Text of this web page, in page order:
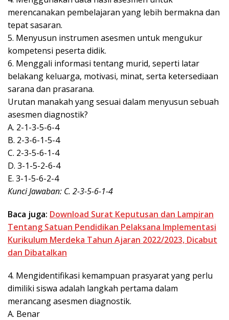
merencanakan pembelajaran yang lebih bermakna dan
tepat sasaran.
5. Menyusun instrumen asesmen untuk mengukur
kompetensi peserta didik.
6. Menggali informasi tentang murid, seperti latar
belakang keluarga, motivasi, minat, serta ketersediaan
sarana dan prasarana.
Urutan manakah yang sesuai dalam menyusun sebuah
asesmen diagnostik?
A. 2-1-3-5-6-4
B. 2-3-6-1-5-4
C. 2-3-5-6-1-4
D. 3-1-5-2-6-4
E. 3-1-5-6-2-4
Kunci Jawaban: C. 2-3-5-6-1-4
Baca juga: Download Surat Keputusan dan Lampiran
Tentang Satuan Pendidikan Pelaksana Implementasi
Kurikulum Merdeka Tahun Ajaran 2022/2023, Dicabut
dan Dibatalkan
4. Mengidentifikasi kemampuan prasyarat yang perlu
dimiliki siswa adalah langkah pertama dalam
merancang asesmen diagnostik.
A. Benar